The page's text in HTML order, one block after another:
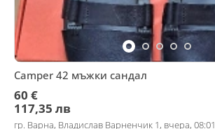
Camper 42 мъжки сандал
60 €
117,35 лв
гр. Варна, Владислав Варненчик 1, вчера, 08:01